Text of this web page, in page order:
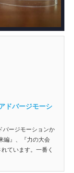
ドバージモーシ
バージモーションか
編』、『力の大会
ています。一番く